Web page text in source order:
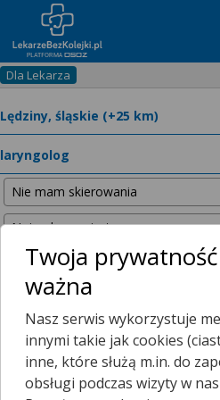
Dla Lekarza
Poniższe wyniki znaleźliśmy,
od wybranej lokalizacji.
Mamy dla Ciebie
Twoja
ważna
Nasz serwis wykorzystuje
innymi takie jak cookies
inne, które służą m.in. do
obsługi podczas wizyty w